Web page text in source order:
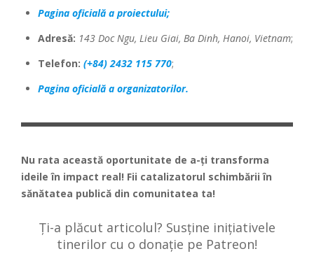
Pagina oficială a proiectului;
Adresă: 143 Doc Ngu, Lieu Giai, Ba Dinh, Hanoi, Vietnam;
Telefon: (+84) 2432 115 770;
Pagina oficială a organizatorilor.
Nu rata această oportunitate de a-ți transforma
ideile în impact real! Fii catalizatorul schimbării în
sănătatea publică din comunitatea ta!
Ți-a plăcut articolul? Susține inițiativele
tinerilor cu o donație pe Patreon!